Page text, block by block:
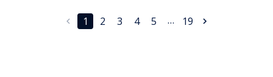
1 2 3 4 5 … 19